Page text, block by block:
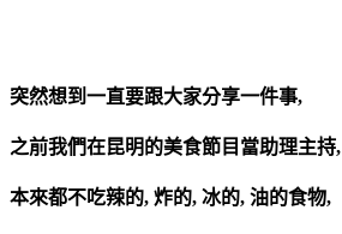
突然想到一直要跟大家分享一件事,
之前我們在昆明的美食節目當助理主持,
本來都不吃辣的, 炸的, 冰的, 油的食物,